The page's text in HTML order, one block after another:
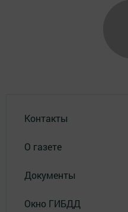
Контакты
О газете
Документы
Окно ГИБДД